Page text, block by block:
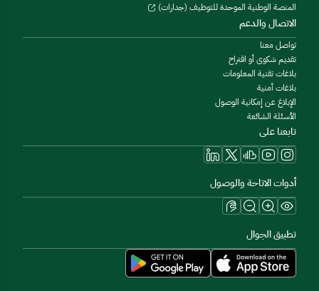
المنصة الوطنية الموحدة للتوظيف (جدارات)
الاتصال والدعم
تواصل معنا
تقديم شكوى أو اقتراح
بلاغات تقنية المعلومات
بلاغات أمنية
الإبلاغ عن إمكانية الوصول
الأسئلة الشائعة
تابعنا على
أدوات الاتاحة والوصول
تطبيق الجوال